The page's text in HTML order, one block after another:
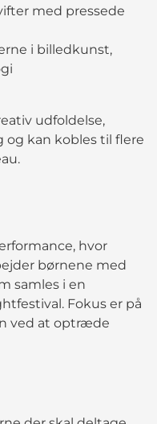
med pressede
i billedkunst,
udfoldelse,
og kan kobles til flere
hvor
børnene med
samles i en
Fokus er på
ved at optræde